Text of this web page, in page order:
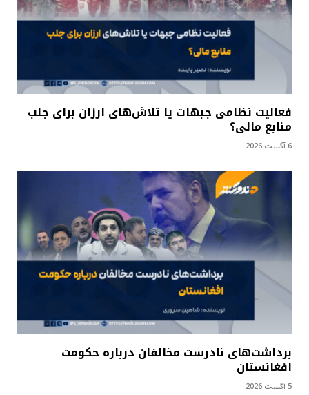
فعالیت نظامی جبهات یا تلاش‌های ارزان برای جلب
منابع مالی؟
6 آگست 2026
برداشت‌های نادرست مخالفان درباره حکومت
افغانستان
5 آگست 2026